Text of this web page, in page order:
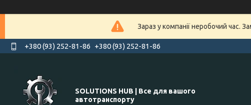
Зараз у компанії неробочий час.
+380 (93) 252-81-86 +380 (93) 252-81-86
SOLUTIONS HUB | Все для вашого
автотранспорту